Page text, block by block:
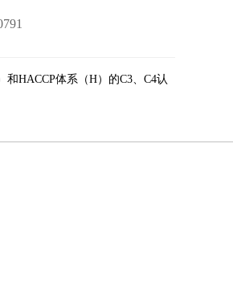
HACCP体系（H）的C3、C4认